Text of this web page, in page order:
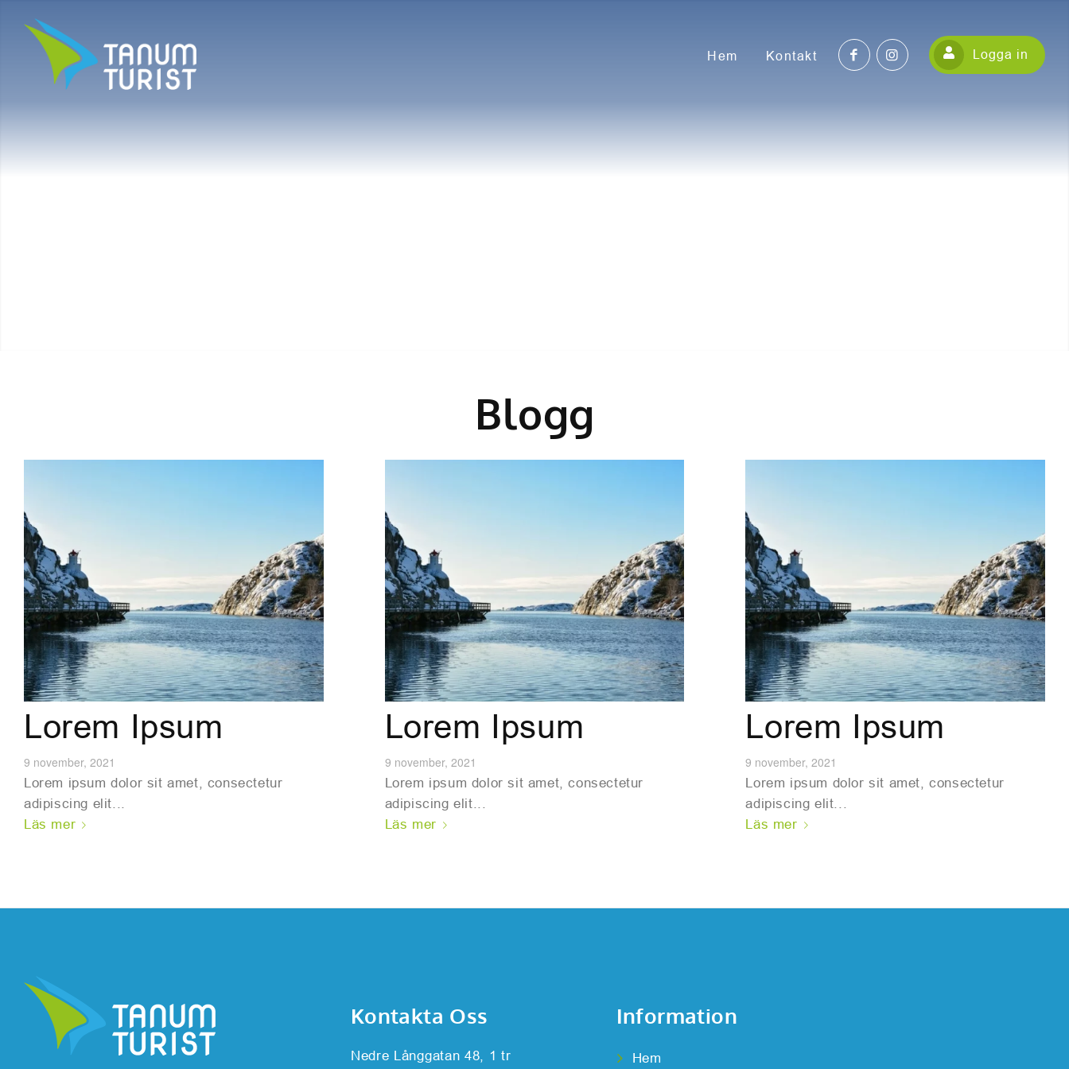
Logga in
Hem Kontakt
Blogg
Lorem Ipsum
9 november, 2021
Lorem ipsum dolor sit amet, consectetur
adipiscing elit...
Läs mer
Lorem Ipsum
9 november, 2021
Lorem ipsum dolor sit amet, consectetur
adipiscing elit...
Läs mer
Lorem Ipsum
9 november, 2021
Lorem ipsum dolor sit amet, consectetur
adipiscing elit...
Läs mer
Kontakta Oss
Nedre Långgatan 48, 1 tr
Information
Hem